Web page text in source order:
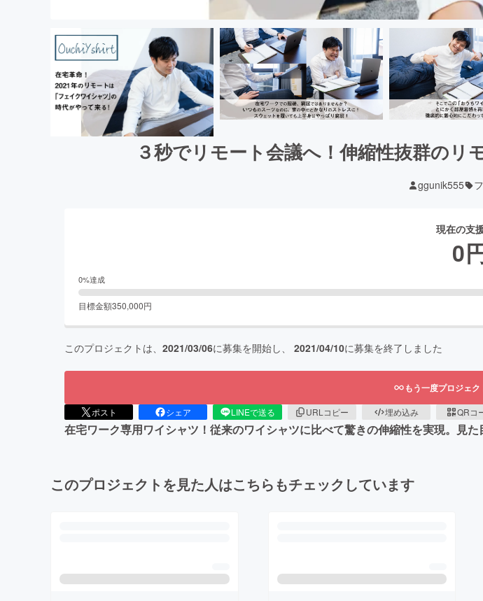
３秒でリモート会議へ！伸縮性抜群のリ
ggunik555
現在の支
0
0%達成
目標金額350,000円
このプロジェクトは、 2021/03/06に募集を開始し、 2021/04/10に募集を終了しました
もう一度プロジェ
ポスト シェア LINEで送る URLコピー 埋め込み QRコ
在宅ワーク専用ワイシャツ！従来のワイシャツに比べて驚きの伸縮性を実現。見
このプロジェクトを見た人はこちらもチェックしています